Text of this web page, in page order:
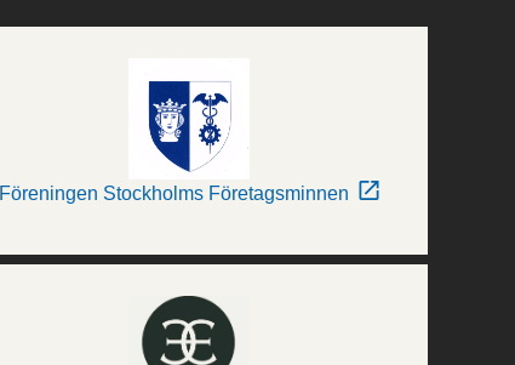
Föreningen Stockholms Företagsminnen